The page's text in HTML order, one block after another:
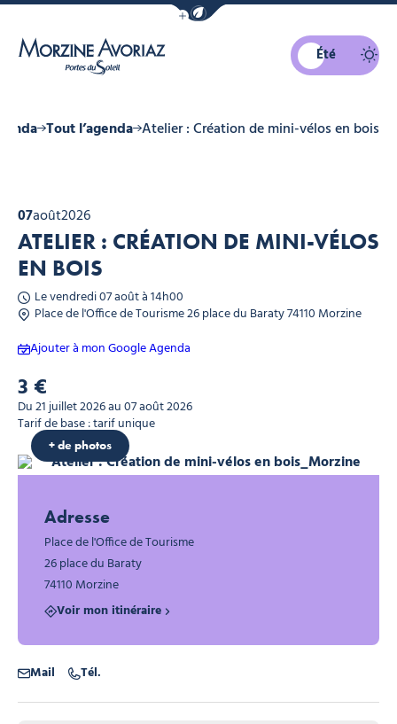
Afficher la barre de navigation du
Été
Tout l’agenda Atelier : Création de mini-vélos en bois
07août2026
ATELIER : CRÉATION DE MINI-VÉLOS
EN BOIS
Le vendredi 07 août à 14h00
Place de l'Office de Tourisme 26 place du Baraty 74110 Morzine
Ajouter à mon Google Agenda
3 €
Du 21 juillet 2026 au 07 août 2026
Tarif de base : tarif unique
Atelier : Création de mini-vélos en
+ de photos
d'éveil
d'éveil
Adresse
Place de l'Office de Tourisme
26 place du Baraty
74110 Morzine
Voir mon itinéraire
Mail Tél.